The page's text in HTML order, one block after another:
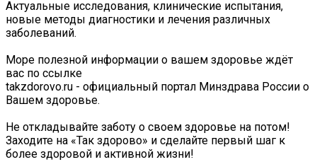
Актуальные исследования, клинические испытания,
новые методы диагностики и лечения различных
заболеваний.
Море полезной информации о вашем здоровье ждёт
вас по ссылке
takzdorovo.ru - официальный портал Минздрава России о
Вашем здоровье.
Не откладывайте заботу о своем здоровье на потом!
Заходите на «Так здорово» и сделайте первый шаг к
более здоровой и активной жизни!